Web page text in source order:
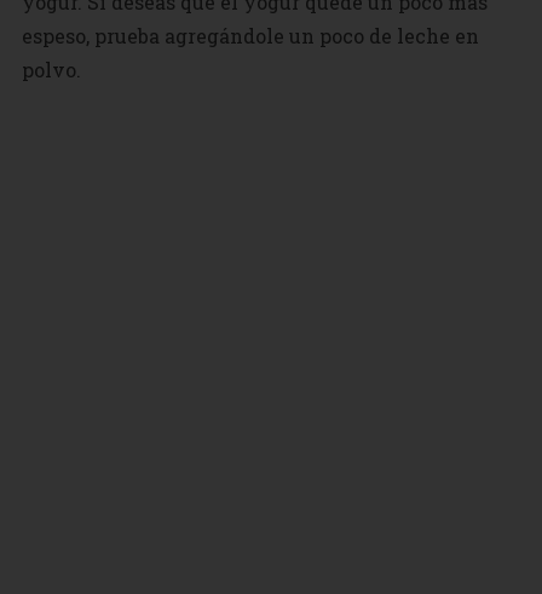
espeso, prueba agregándole un poco de leche en
polvo.